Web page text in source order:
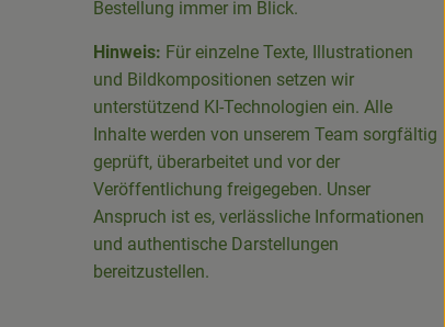
100094715007395/
Bestellung immer im Blick.
Hinweis: Für einzelne Texte, Illustrationen
und Bildkompositionen setzen wir
unterstützend KI-Technologien ein. Alle
Inhalte werden von unserem Team sorgfältig
geprüft, überarbeitet und vor der
Veröffentlichung freigegeben. Unser
Anspruch ist es, verlässliche Informationen
und authentische Darstellungen
bereitzustellen.